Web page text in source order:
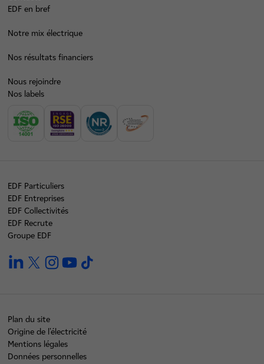
EDF en bref
Notre mix électrique
Nos résultats financiers
Nous rejoindre
Nos labels
EDF Particuliers
EDF Entreprises
EDF Collectivités
EDF Recrute
Groupe EDF
linkedintwitterinstagramyoutube
Plan du site
Origine de l'électricité
Mentions légales
Données personnelles